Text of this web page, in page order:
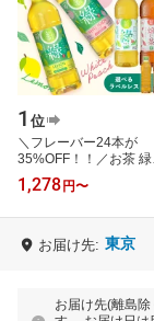
1 位
＼フレーバー24本が
35%OFF！！／お茶 緑
ほうじ茶 ペットボトル
500ml 24本 48本 選べる
1,278 円〜
お届け先: 東京
お届け先(離島